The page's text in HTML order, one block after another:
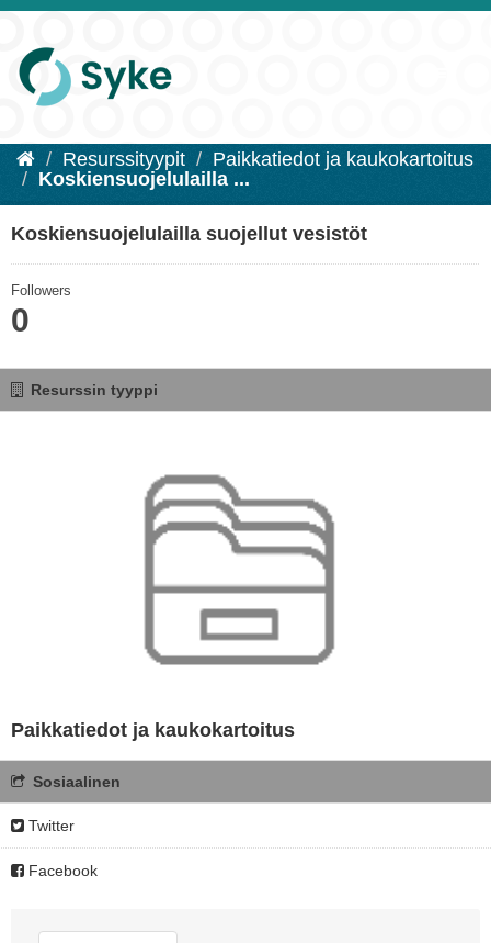
Resurssityypit
Paikkatiedot ja kaukokartoitus
Koskiensuojelulailla ...
Koskiensuojelulailla suojellut vesistöt
Followers
0
Resurssin tyyppi
Paikkatiedot ja kaukokartoitus
Sosiaalinen
Twitter
Facebook